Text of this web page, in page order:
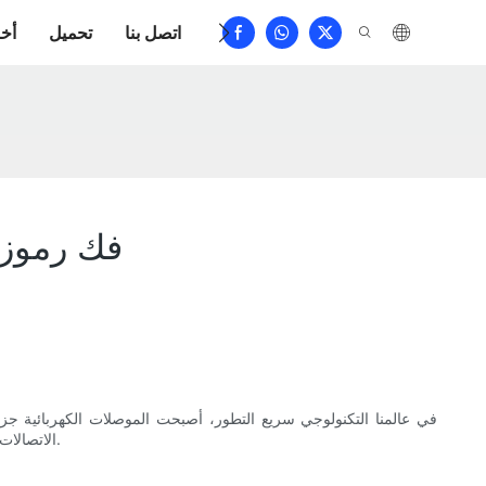
تحميل اتصل بنا الأسئلة الشائعة
فك
في عالمنا التكنولوجي سريع التطور، أصبحت الموصلات الكهربائية
الاتصالات ونقل الإشارات الكهربائية. تهدف هذه النظرة الشاملة إلى شرح أنواع الموصلات الكهربائية المختلفة، ووظائفها، وتطبيقاتها، وأهم الاعتبارات المتعلقة بها.